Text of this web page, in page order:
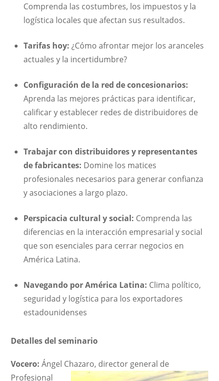
Comprenda las costumbres, los impuestos y la
logística locales que afectan sus resultados.
Tarifas hoy: ¿Cómo afrontar mejor los aranceles
actuales y la incertidumbre?
Configuración de la red de concesionarios:
Aprenda las mejores prácticas para identificar,
calificar y establecer redes de distribuidores de
alto rendimiento.
Trabajar con distribuidores y representantes
de fabricantes: Domine los matices
profesionales necesarios para generar confianza
y asociaciones a largo plazo.
Perspicacia cultural y social: Comprenda las
diferencias en la interacción empresarial y social
que son esenciales para cerrar negocios en
América Latina.
Navegando por América Latina: Clima político,
seguridad y logística para los exportadores
estadounidenses
Detalles del seminario
Vocero: Ángel Chazaro, director general de
Profesional